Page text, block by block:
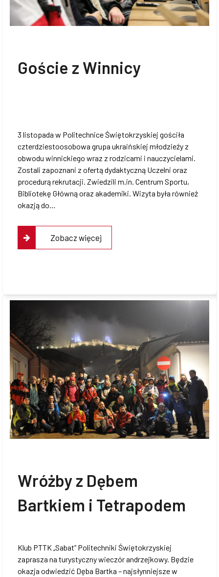
Goście z Winnicy
3 listopada w Politechnice Świętokrzyskiej gościła
czterdziestoosobowa grupa ukraińskiej młodzieży z
obwodu winnickiego wraz z rodzicami i nauczycielami.
Zostali zapoznani z ofertą dydaktyczną Uczelni oraz
procedurą rekrutacji. Zwiedzili m.in. Centrum Sportu,
Bibliotekę Główną oraz akademiki. Wizyta była również
okazją do…
Zobacz więcej
Wróżby z Dębem
Bartkiem i Tetrapodem
Klub PTTK „Sabat” Politechniki Świętokrzyskiej
zaprasza na turystyczny wieczór andrzejkowy. Będzie
okazja odwiedzić Dęba Bartka – najsłynniejsze w